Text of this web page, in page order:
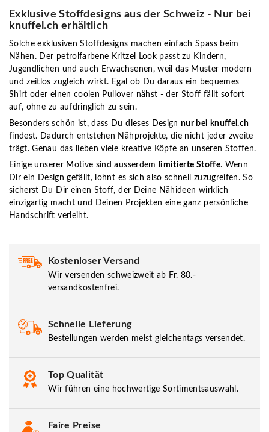
Exklusive Stoffdesigns aus der Schweiz - Nur bei
knuffel.ch erhältlich
Solche exklusiven Stoffdesigns machen einfach Spass beim
Nähen. Der petrolfarbene Kritzel Look passt zu Kindern,
Jugendlichen und auch Erwachsenen, weil das Muster modern
und zeitlos zugleich wirkt. Egal ob Du daraus ein bequemes
Shirt oder einen coolen Pullover nähst - der Stoff fällt sofort
auf, ohne zu aufdringlich zu sein.
Besonders schön ist, dass Du dieses Designnur bei knuffel.ch
findest. Dadurch entstehen Nähprojekte, die nicht jeder zweite
trägt. Genau das lieben viele kreative Köpfe an unseren Stoffen.
Einige unserer Motive sind ausserdem
limitierte Stoffe. Wenn
Dir ein Design gefällt, lohnt es sich also schnell zuzugreifen. So
sicherst Du Dir einen Stoff, der Deine Nähideen wirklich
einzigartig macht und Deinen Projekten eine ganz persönliche
Handschrift verleiht.
Kostenloser Versand
Wir versenden schweizweit ab Fr. 80.-
versandkostenfrei.
Schnelle Lieferung
Bestellungen werden meist gleichentags versendet.
Top Qualität
Wir führen eine hochwertige Sortimentsauswahl.
Faire Preise